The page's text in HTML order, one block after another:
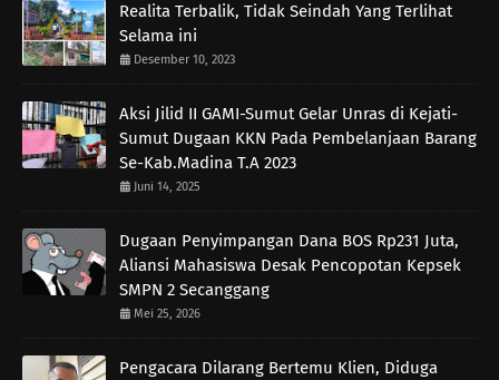
Realita Terbalik, Tidak Seindah Yang Terlihat
Selama ini
Desember 10, 2023
Aksi Jilid II GAMI-Sumut Gelar Unras di Kejati-
Sumut Dugaan KKN Pada Pembelanjaan Barang
Se-Kab.Madina T.A 2023
Juni 14, 2025
Dugaan Penyimpangan Dana BOS Rp231 Juta,
Aliansi Mahasiswa Desak Pencopotan Kepsek
SMPN 2 Secanggang
Mei 25, 2026
Pengacara Dilarang Bertemu Klien, Diduga